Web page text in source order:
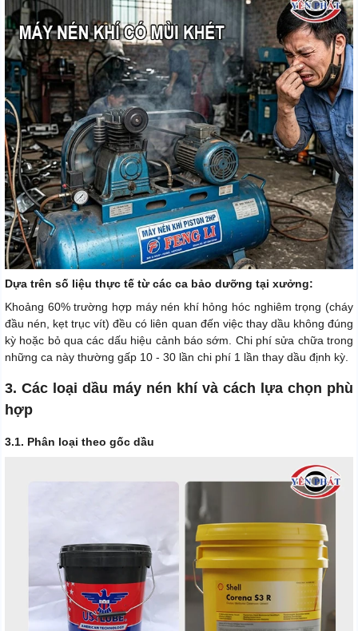
Dựa trên số liệu thực tế từ các ca bảo dưỡng tại xưởng:
Khoảng 60% trường hợp máy nén khí hỏng hóc nghiêm trọng (cháy
đầu nén, kẹt trục vít) đều có liên quan đến việc thay dầu không đúng
kỳ hoặc bỏ qua các dấu hiệu cảnh báo sớm. Chi phí sửa chữa trong
những ca này thường gấp 10 - 30 lần chi phí 1 lần thay dầu định kỳ.
3. Các loại dầu máy nén khí và cách lựa chọn phù
hợp
3.1. Phân loại theo gốc dầu